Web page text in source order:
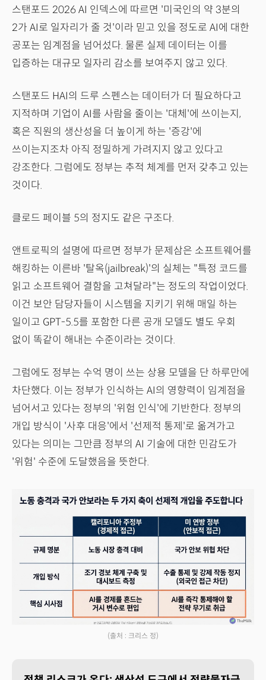
스탠포드 2026 AI 인덱스에 따르면 '미국인의 약 3분의
2가 AI로 일자리가 줄 것'이라 믿고 있을 정도로 AI에 대한
공포는 임계점을 넘어섰다. 물론 실제 데이터는 이를
입증하는 대규모 일자리 감소를 보여주지 않고 있다.
스탠포드 HAI의 드루 스펜스는 데이터가 더 필요하다고
지적하며 기업이 AI를 사람을 줄이는 '대체'에 쓰이는지,
혹은 직원의 생산성을 더 높이게 하는 '증강'에
쓰이는지조차 아직 정밀하게 가려지지 않고 있다고
강조한다. 그럼에도 정부는 추적 체계를 먼저 갖추고 있는
것이다.
클로드 페이블 5의 정지도 같은 구조다.
앤트로픽의 설명에 따르면 정부가 문제삼은 소프트웨어를
해킹하는 이른바 '탈옥(jailbreak)'의 실체는 "특정 코드를
읽고 소프트웨어 결함을 고쳐달라"는 정도의 작업이었다.
이건 보안 담당자들이 시스템을 지키기 위해 매일 하는
일이고 GPT-5.5를 포함한 다른 공개 모델도 별도 우회
없이 똑같이 해내는 수준이라는 것이다.
그럼에도 정부는 수억 명이 쓰는 상용 모델을 단 하루만에
차단했다. 이는 정부가 인식하는 AI의 영향력이 임계점을
넘어서고 있다는 정부의 '위험 인식'에 기반한다. 정부의
개입 방식이 '사후 대응'에서 '선제적 통제'로 옮겨가고
있다는 의미는 그만큼 정부의 AI 기술에 대한 민감도가
'위험' 수준에 도달했음을 뜻한다.
(출처 : 크리스 정)